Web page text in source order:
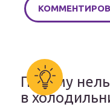
Почему
в